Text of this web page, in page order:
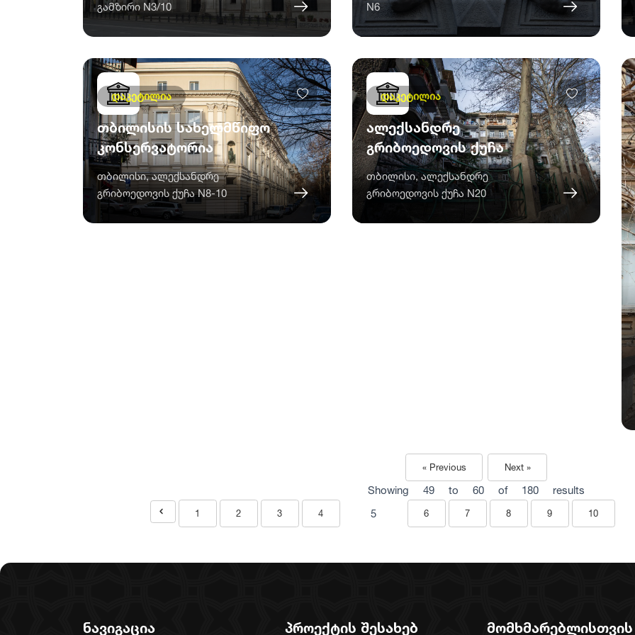
გამზირი N3/10 N6
დაკეტილია
თბილისის სახელმწიფო
კონსერვატორია
თბილისი, ალექსანდრე
გრიბოედოვის ქუჩა N8-10
დაკეტილია
ალექსანდრე
გრიბოედოვის ქუჩა
თბილისი, ალექსანდრე
გრიბოედოვის ქუჩა N20
« Previous Next »
Showing 49 to 60 of 180 results
1 2 3 4 5 6 7 8 9 10
ნავიგაცია პროექტის შესახებ მომხმარებლისთვის